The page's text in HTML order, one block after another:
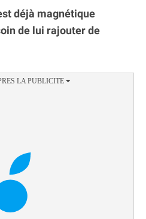
déjà magnétique
de lui rajouter de